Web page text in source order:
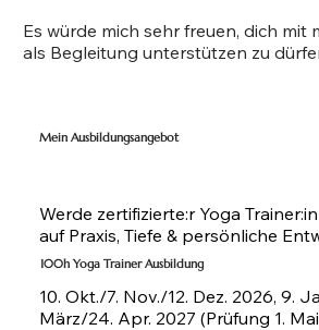
Es würde mich sehr freuen, dich mit
als Begleitung unterstützen zu
Mein Ausbildungsangebot
Werde zertifizierte:r Yoga
auf Praxis, Tiefe & persönliche
100h Yoga Trainer Ausbildung
10. Okt./7. Nov./12. Dez. 2026, 9.
März/24. Apr. 2027 (Prüfung 1.